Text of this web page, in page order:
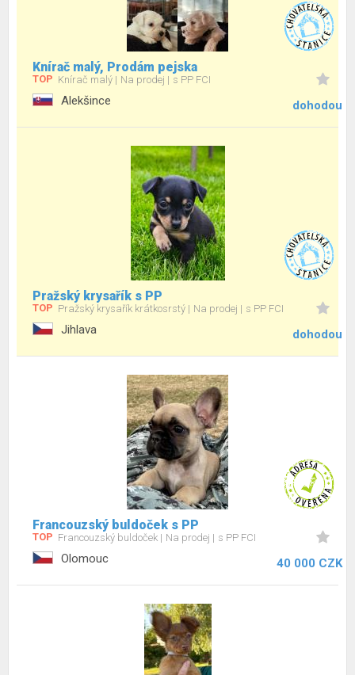
Knírač malý, Prodám pejska
TOP Knírač malý Na prodej s PP FCI
Alekšince dohodou
Pražský krysařík s PP
TOP Pražský krysařík krátkosrstý Na prodej s PP FCI
Jihlava dohodou
Francouzský buldoček s PP
TOP Francouzský buldoček Na prodej s PP FCI
Olomouc 40 000 CZK